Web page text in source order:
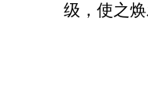
级，使之